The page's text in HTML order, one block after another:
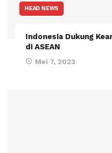
HEAD NEWS
Indonesia Dukung
di ASEAN
Mei 7, 2023